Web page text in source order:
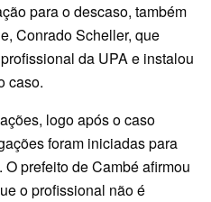
para o descaso, também
Conrado Scheller, que
da UPA e instalou
caso.
logo após o caso
foram iniciadas para
prefeito de Cambé afirmou
o profissional não é